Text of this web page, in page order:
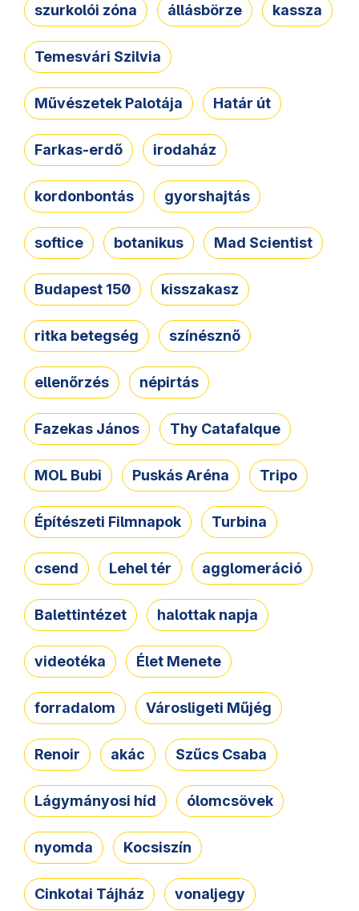
szurkolói zóna állásbörze kassza
Temesvári Szilvia
Művészetek Palotája Határ út
Farkas-erdő irodaház
kordonbontás gyorshajtás
softice botanikus Mad Scientist
Budapest 150 kisszakasz
ritka betegség színésznő
ellenőrzés népirtás
Fazekas János Thy Catafalque
MOL Bubi Puskás Aréna Tripo
Építészeti Filmnapok Turbina
csend Lehel tér agglomeráció
Balettintézet halottak napja
videotéka Élet Menete
forradalom Városligeti Műjég
Renoir akác Szűcs Csaba
Lágymányosi híd ólomcsövek
nyomda Kocsiszín
Cinkotai Tájház vonaljegy